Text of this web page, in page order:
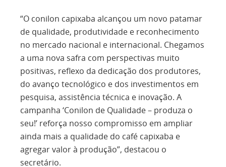
“O conilon capixaba alcançou um novo patamar
de qualidade, produtividade e reconhecimento
no mercado nacional e internacional. Chegamos
a uma nova safra com perspectivas muito
positivas, reflexo da dedicação dos produtores,
do avanço tecnológico e dos investimentos em
pesquisa, assistência técnica e inovação. A
campanha ‘Conilon de Qualidade – produza o
seu!’ reforça nosso compromisso em ampliar
ainda mais a qualidade do café capixaba e
agregar valor à produção”, destacou o
secretário.